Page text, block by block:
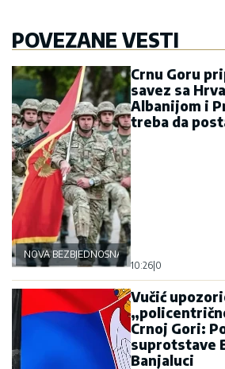
POVEZANE VESTI
NOVA BEZBJEDNOSNA OSOVINA
Crnu Goru
savez sa
Albanijom i
treba da
10:26 0
Vučić
Crnoj Gori:
suprotstave
Banjaluci